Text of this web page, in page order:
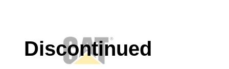
Discontinued